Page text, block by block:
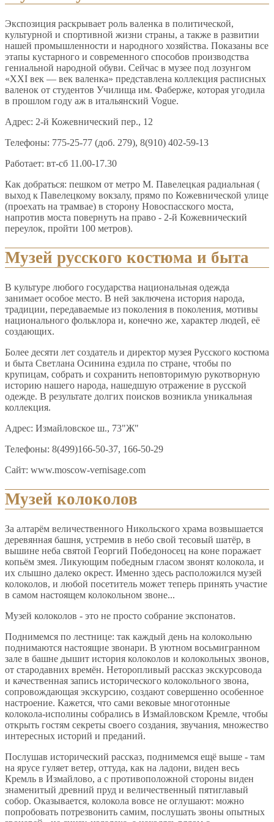
Экспозиция раскрывает роль валенка в политической,
культурной и спортивной жизни страны, а также в развитии
нашей промышленности и народного хозяйства. Показаны все
этапы кустарного и современного способов производства
гениальной народной обуви. Сейчас в музее под лозунгом
«XXI век — век валенка» представлена коллекция расписных
валенок от студентов Училища им. Фаберже, которая угодила
в прошлом году аж в итальянский Vogue.
Адрес: 2-й Кожевнический пер., 12
Телефоны: 775-25-77 (доб. 279), 8(910) 402-59-13
Работает: вт-сб 11.00-17.30
Как добраться: пешком от метро М. Павелецкая радиальная (
выход к Павелецкому вокзалу, прямо по Кожевнической улице
(проехать на трамвае) в сторону Новоспасского моста,
напротив моста повернуть на право - 2-й Кожевнический
переулок, пройти 100 метров).
Музей русского костюма и быта
В культуре любого государства национальная одежда
занимает особое место. В ней заключена история народа,
традиции, передаваемые из поколения в поколения, мотивы
национального фольклора и, конечно же, характер людей, её
создающих.
Более десяти лет создатель и директор музея Русского костюма
и быта Светлана Осинина ездила по стране, чтобы по
крупицам, собрать и сохранить неповторимую рукотворную
историю нашего народа, нашедшую отражение в русской
одежде. В результате долгих поисков возникла уникальная
коллекция.
Адрес: Измайловское ш., 73"Ж"
Телефоны: 8(499)166-50-37, 166-50-29
Сайт: www.moscow-vernisage.com
Музей колоколов
За алтарём величественного Никольского храма возвышается
деревянная башня, устремив в небо свой тесовый шатёр, в
вышине неба святой Георгий Победоносец на коне поражает
копьём змея. Ликующим победным гласом звонят колокола, и
их слышно далеко окрест. Именно здесь расположился музей
колоколов, и любой посетитель может теперь принять участие
в самом настоящем колокольном звоне...
Музей колоколов - это не просто собрание экспонатов.
Поднимемся по лестнице: так каждый день на колокольню
поднимаются настоящие звонари. В уютном восьмигранном
зале в башне дышит история колоколов и колокольных звонов,
от стародавних времён. Неторопливый рассказ экскурсовода
и качественная запись исторического колокольного звона,
сопровождающая экскурсию, создают совершенно особенное
настроение. Кажется, что сами вековые многотонные
колокола-исполины собрались в Измайловском Кремле, чтобы
открыть гостям секреты своего создания, звучания, множество
интересных историй и преданий.
Послушав исторический рассказ, поднимемся ещё выше - там
на ярусе гуляет ветер, оттуда, как на ладони, виден весь
Кремль в Измайлово, а с противоположной стороны виден
знаменитый древний пруд и величественный пятиглавый
собор. Оказывается, колокола вовсе не оглушают: можно
попробовать потрезвонить самим, послушать звоны опытных